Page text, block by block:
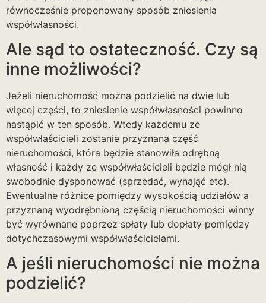
równocześnie proponowany sposób zniesienia
współwłasności.
Ale sąd to ostateczność. Czy są
inne możliwości?
Jeżeli nieruchomość można podzielić na dwie lub
więcej części, to zniesienie współwłasności powinno
nastąpić w ten sposób. Wtedy każdemu ze
współwłaścicieli zostanie przyznana część
nieruchomości, która będzie stanowiła odrębną
własność i każdy ze współwłaścicieli będzie mógł nią
swobodnie dysponować (sprzedać, wynająć etc).
Ewentualne różnice pomiędzy wysokością udziałów a
przyznaną wyodrębnioną częścią nieruchomości winny
być wyrównane poprzez spłaty lub dopłaty pomiędzy
dotychczasowymi współwłaścicielami.
A jeśli nieruchomości nie można
podzielić?